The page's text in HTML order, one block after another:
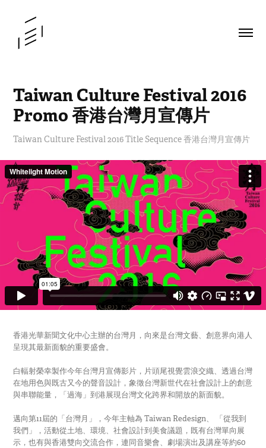
Taiwan Culture Festival 2016
Promo 香港台灣月宣傳片
Taiwan Culture Festival 2016 Title Sequence 香港台灣月宣傳片
香港光華新聞文化中心主辦的台灣月，向來是台灣文藝、創意界向港人
呈現其最新面貌的重要盛會。
白輻射榮幸製作今年台灣月宣傳影片，片頭尾視覺雲浪交織、透過台灣
在地用色與既古又今的聲音設計，象徵台灣新世代在社會設計上的創意
與串聯能量，「過海」到港展現台灣文化跨界和開放的新面貌。
邁向第11屆的「台灣月」，今年主軸為 Taiwan Redesign、 「從我到
我們」，活動從土地、環境、社會設計到美食議題，既有台灣單向展
示，也有與香港雙向交流合作，連同音樂會、劇場演出及講座等約60